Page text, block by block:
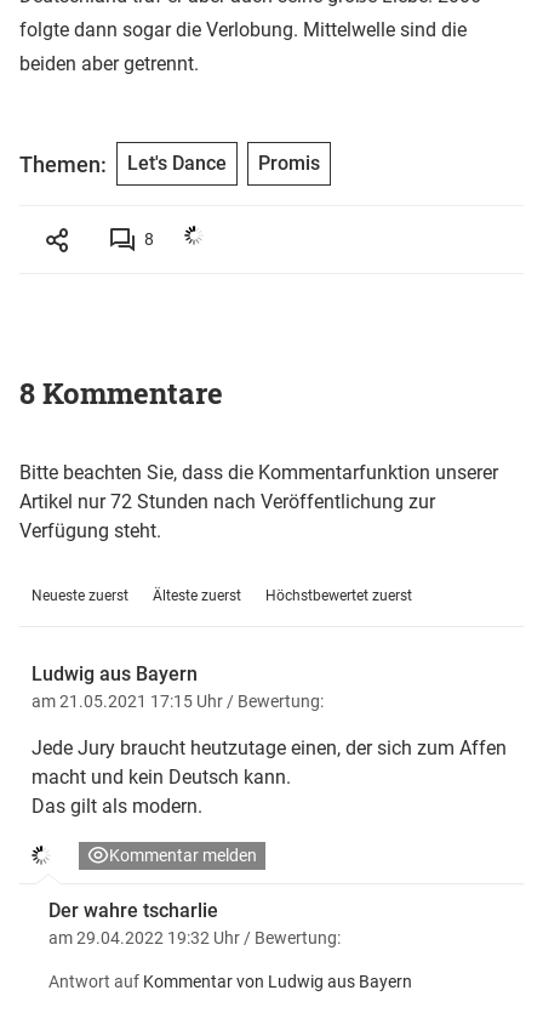
folgte dann sogar die Verlobung. Mittelwelle sind die
beiden aber getrennt.
Themen: Let's Dance Promis
8
8 Kommentare
Bitte beachten Sie, dass die Kommentarfunktion unserer
Artikel nur 72 Stunden nach Veröffentlichung zur
Verfügung steht.
Neueste zuerst Älteste zuerst Höchstbewertet zuerst
Ludwig aus Bayern
am 21.05.2021 17:15 Uhr/ Bewertung:
Jede Jury braucht heutzutage einen, der sich zum Affen
macht und kein Deutsch kann.
Das gilt als modern.
Kommentar melden
Der wahre tscharlie
am 29.04.2022 19:32 Uhr/ Bewertung:
Antwort auf Kommentar von Ludwig aus Bayern